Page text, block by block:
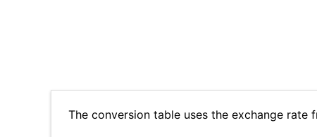
The conversion table uses the exchange